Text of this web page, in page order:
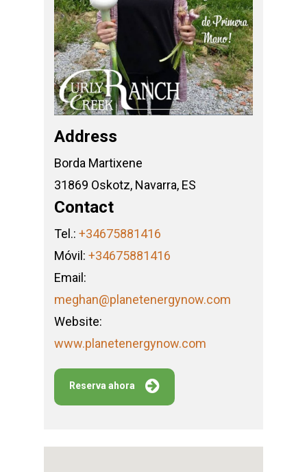
Address
Borda Martixene
31869 Oskotz, Navarra, ES
Contact
Tel.: +34675881416
Móvil: +34675881416
Email:
meghan@planetenergynow.com
Website:
www.planetenergynow.com
Reserva ahora